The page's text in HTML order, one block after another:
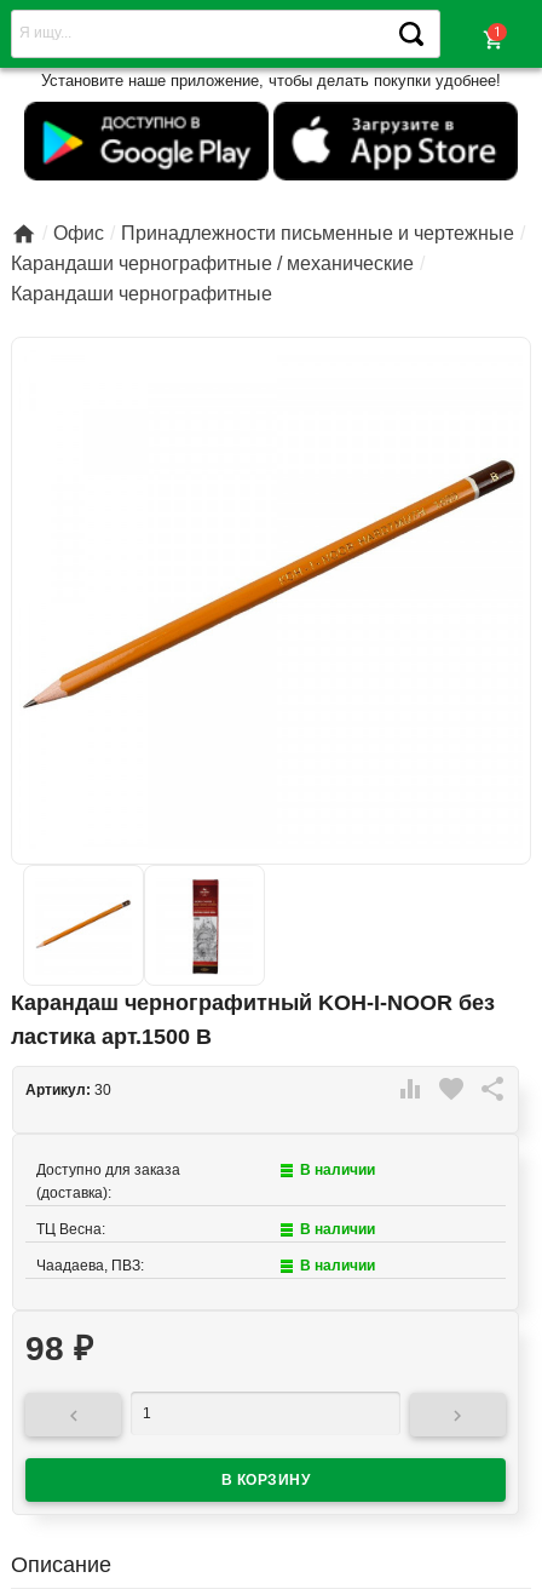
shopping_cart
Установите наше приложение, чтобы делать покупки удобнее!
 Офис
Принадлежности письменные и чертежные
Карандаши чернографитные / механические
Карандаши чернографитные
Карандаш чернографитный KOH-I-NOOR без
ластика арт.1500 В
 favorite 
Артикул: 30
Доступно для заказа
(доставка):
В наличии
ТЦ Весна: В наличии
Чаадаева, ПВЗ: В наличии
98 ₽
 
Описание